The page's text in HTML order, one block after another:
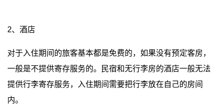
2、酒店
对于入住期间的旅客基本都是免费的，如果没有预定客房，
一般是不提供寄存服务的。民宿和无行李房的酒店一般无法
提供行李寄存服务，入住期间需要把行李放在自己的房间
内。